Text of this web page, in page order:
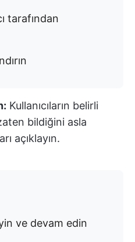
tarafından
Kullanıcıların belirli
bildiğini asla
açıklayın.
ve devam edin